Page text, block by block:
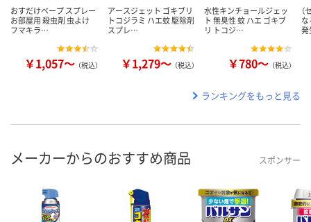
おすだけベープ スプレー
お部屋用 殺虫剤 虫よけ
フマキラ…
￥1,057～ （税込）
アースジェット ゴキブリ
トコジラミ ハエ蚊 駆除剤
スプレ…
￥1,279～ （税込）
水性キンチョールジェッ
ト 無臭性 蚊 ハエ ゴキブ
リ トコジ…
￥780～ （税込）
ランキングをもっと見る
メーカーからのおすすめ商品 スポンサー